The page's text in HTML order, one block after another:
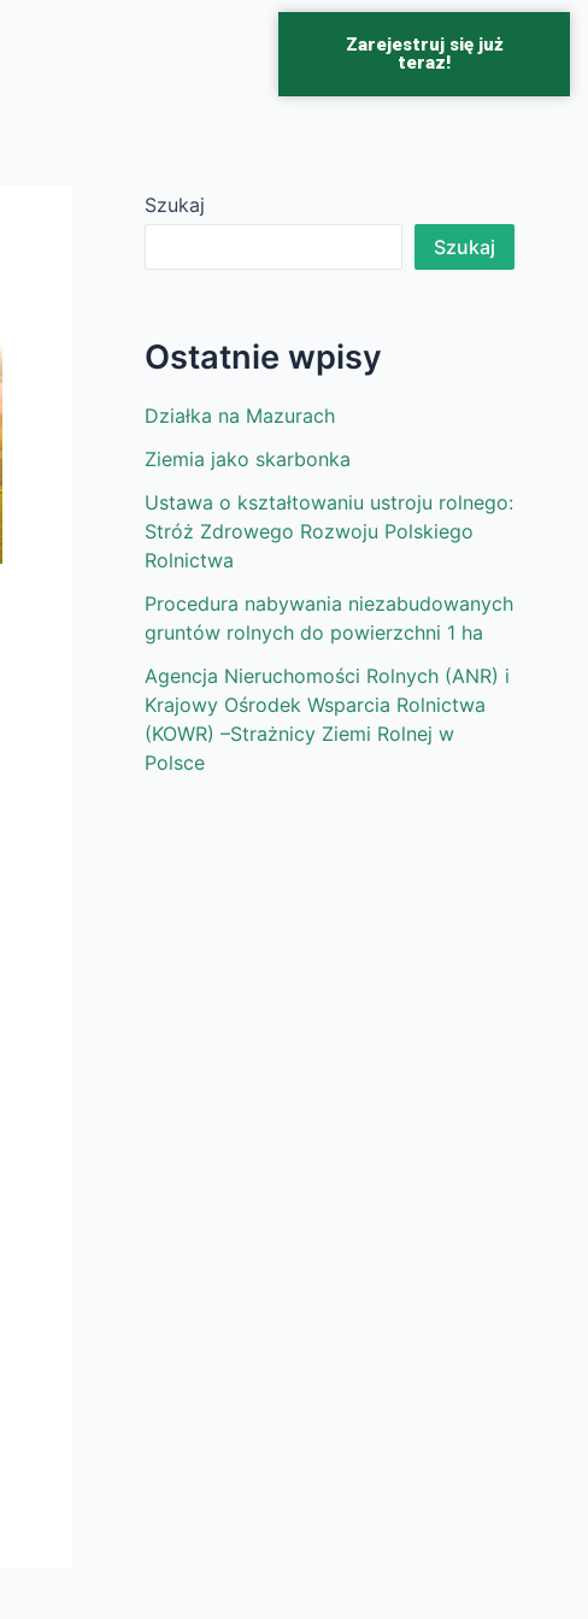
Zarejestruj się już
teraz!
Szukaj
Szukaj
Ostatnie wpisy
Działka na Mazurach
Ziemia jako skarbonka
Ustawa o kształtowaniu ustroju rolnego:
Stróż Zdrowego Rozwoju Polskiego
Rolnictwa
Procedura nabywania niezabudowanych
gruntów rolnych do powierzchni 1 ha
Agencja Nieruchomości Rolnych (ANR) i
Krajowy Ośrodek Wsparcia Rolnictwa
(KOWR) –Strażnicy Ziemi Rolnej w
Polsce